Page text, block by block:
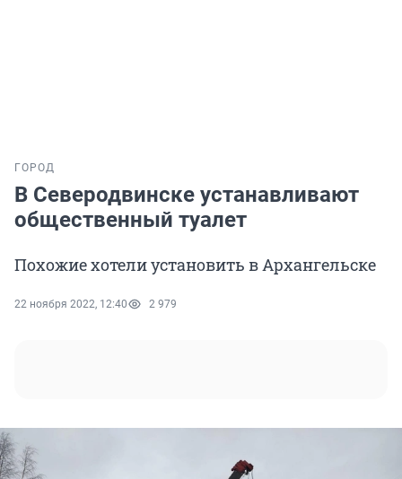
ГОРОД
В Северодвинске устанавливают
общественный туалет
Похожие хотели установить в Архангельске
22 ноября 2022, 12:40 2 979